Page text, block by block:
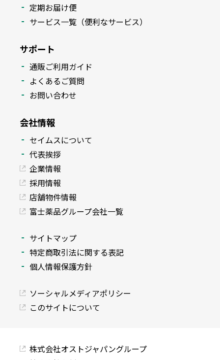
定期お届け便
サービス一覧（便利なサービス）
サポート
通販ご利用ガイド
よくあるご質問
お問い合わせ
会社情報
セイムスについて
代表挨拶
企業情報
採用情報
店舗物件情報
富士薬品グループ会社一覧
サイトマップ
特定商取引法に関する表記
個人情報保護方針
ソーシャルメディアポリシー
このサイトについて
株式会社オストジャパングループ